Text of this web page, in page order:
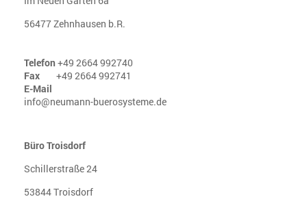
56477 Zehnhausen b.R.
Telefon+49 2664 992740
Fax +49 2664 992741
E-Mail
info@neumann-buerosysteme.de
Büro Troisdorf
Schillerstraße 24
53844 Troisdorf